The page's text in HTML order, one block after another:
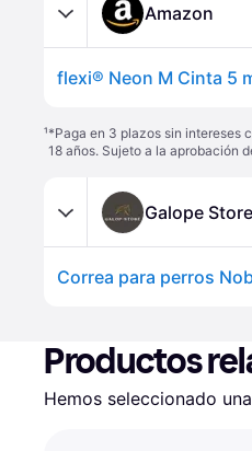
Amazon
¹*Paga en 3 plazos sin intereses
18 años. Sujeto a la aprobación
Galope Store
Correa para perros
Productos
Hemos seleccionado